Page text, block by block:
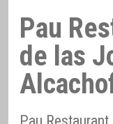
Pau
de las